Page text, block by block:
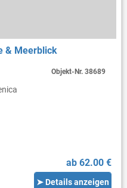
& Meerblick
ab 62.00 €
➤ Details anzeigen
Objekt-Nr.38689